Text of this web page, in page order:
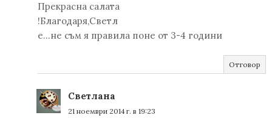
Прекрасна салата
!Благодаря,Светл
е...не съм я правила поне от 3-4 години
Отговор
Светлана
21 ноември 2014 г. в 19:23